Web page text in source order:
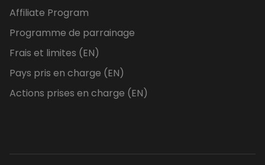
Affiliate Program
Programme de parrainage
Frais et limites (EN)
Pays pris en charge (EN)
Actions prises en charge (EN)